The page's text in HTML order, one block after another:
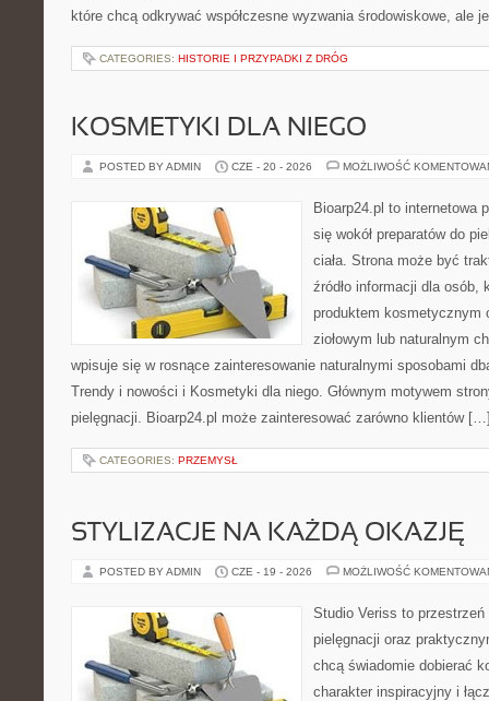
które chcą odkrywać współczesne wyzwania środowiskowe, ale
CATEGORIES: HISTORIE I PRZYPADKI Z DRÓG
KOSMETYKI DLA NIEGO
POSTED BY ADMIN CZE - 20 - 2026 MOŻLIWOŚĆ
Bioarp24.pl to internetowa
się wokół preparatów do
ciała. Strona może być
źródło informacji dla osób,
produktem kosmetycznym
ziołowym lub naturalnym
wpisuje się w rosnące zainteresowanie naturalnymi sposobami
Trendy i nowości i Kosmetyki dla niego. Głównym motywem
pielęgnacji. Bioarp24.pl może zainteresować zarówno klientów
CATEGORIES: PRZEMYSŁ
STYLIZACJE NA KAŻDĄ OKAZJĘ
POSTED BY ADMIN CZE - 19 - 2026 MOŻLIWOŚĆ
Studio Veriss to
pielęgnacji oraz
chcą świadomie dobierać
charakter inspiracyjny i